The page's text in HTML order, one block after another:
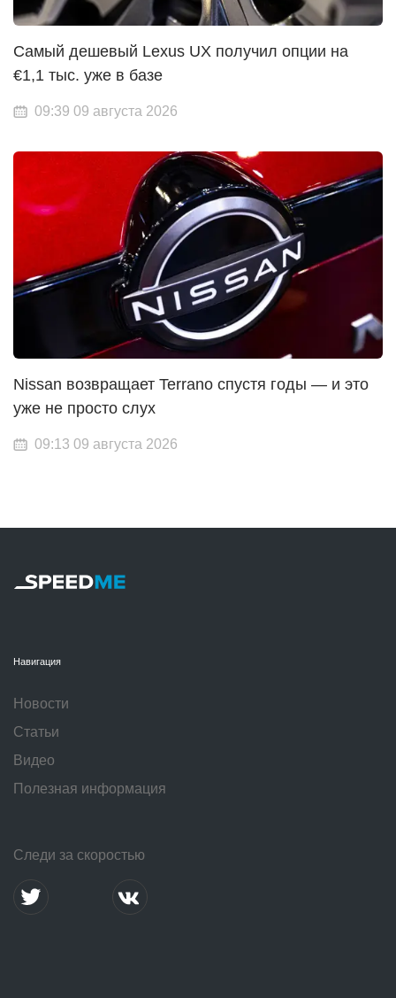
Самый дешевый Lexus UX получил опции на
€1,1 тыс. уже в базе
09:39 09 августа 2026
Nissan возвращает Terrano спустя годы — и это
уже не просто слух
09:13 09 августа 2026
Навигация
Новости
Статьи
Видео
Полезная информация
Следи за скоростью